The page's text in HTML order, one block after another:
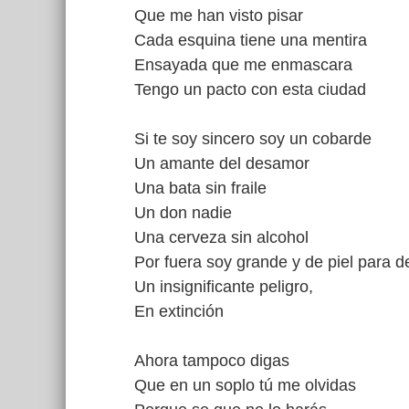
Que me han visto pisar
Cada esquina tiene una mentira
Ensayada que me enmascara
Tengo un pacto con esta ciudad
Si te soy sincero soy un cobarde
Un amante del desamor
Una bata sin fraile
Un don nadie
Una cerveza sin alcohol
Por fuera soy grande y de piel para
Un insignificante peligro,
En extinción
Ahora tampoco digas
Que en un soplo tú me olvidas